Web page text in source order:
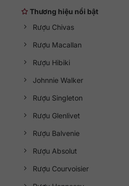
Thương hiệu nổi bật
Rượu Chivas
Rượu Macallan
Rượu Hibiki
Johnnie Walker
Rượu Singleton
Rượu Glenlivet
Rượu Balvenie
Rượu Absolut
Rượu Courvoisier